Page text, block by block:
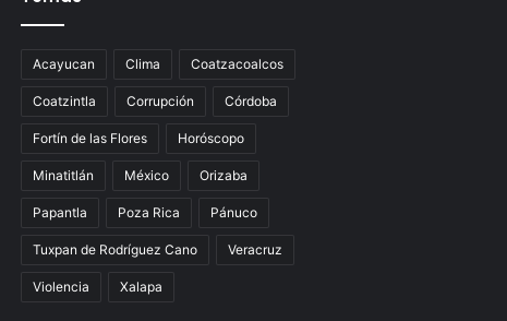
Acayucan Clima Coatzacoalcos
Coatzintla Corrupción Córdoba
Fortín de las Flores Horóscopo
Minatitlán México Orizaba
Papantla Poza Rica Pánuco
Tuxpan de Rodríguez Cano Veracruz
Violencia Xalapa